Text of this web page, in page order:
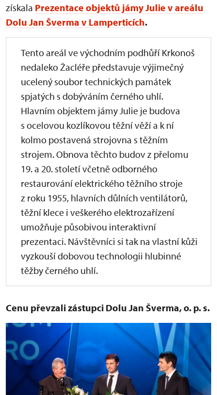
získala Prezentace objektů jámy Julie v areálu
Dolu Jan Šverma v Lamperticích.
Tento areál ve východním podhůří Krkonoš
nedaleko Žacléře představuje výjimečný
ucelený soubor technických památek
spjatých s dobýváním černého uhlí.
Hlavním objektem jámy Julie je budova
s ocelovou kozlíkovou těžní věží a k ní
kolmo postavená strojovna s těžním
strojem. Obnova těchto budov z přelomu
19. a 20. století včetně odborného
restaurování elektrického těžního stroje
z roku 1955, hlavních důlních ventilátorů,
těžní klece i veškerého elektrozařízení
umožňuje působivou interaktivní
prezentaci. Návštěvníci si tak na vlastní kůži
vyzkouší dobovou technologii hlubinné
těžby černého uhlí.
Cenu převzali zástupci Dolu Jan Šverma, o. p. s.